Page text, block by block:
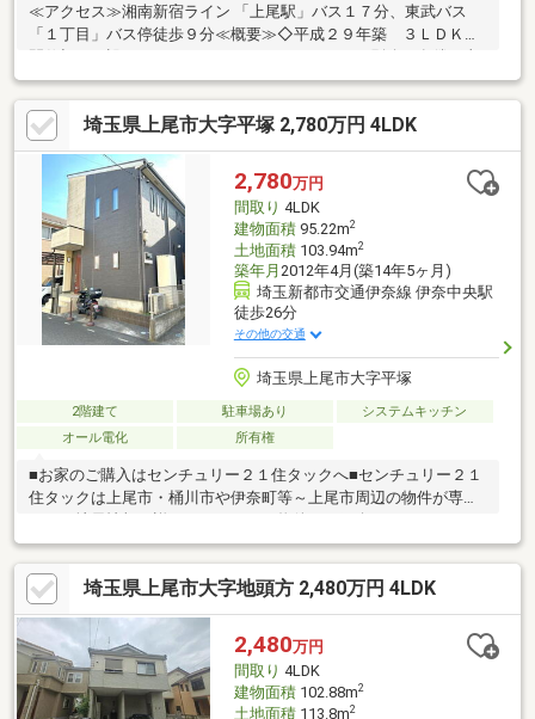
≪アクセス≫湘南新宿ライン 「上尾駅」バス１７分、東武バス
「１丁目」バス停徒歩９分≪概要≫◇平成２９年築 ３ＬＤＫ◇
が必要です） ◇オール電化住宅≪設備≫◇◇キッチン◇◇・対
面式カウンターキッチン・ＩＨコンロ・浄水器一体型水栓・食洗
機・勝手口あり・吊戸棚・床下収納（キッチン＋２階７．５帖洋
室）・ニッチ収納（廊下）・土間収納（一部可動棚付き）・タン
クレストイレ＋手洗い器付き（１階）・室内物干し（リビン
グ）・シューズボックス＋姿見鏡付き◇◇浴室◇◇・浴室換気乾
燥・追い焚き付き・足し湯機能
埼玉県上尾市大字平塚 2,780万円 4LDK
2,780万円
間取り 4LDK
建物面積95.22m2
土地面積103.94m2
築年月 2012年4月(築14年5ヶ月)
埼玉新都市交通伊奈線 伊奈中央駅
徒歩26分
その他の交通
埼玉県上尾市大字平塚
2階建て 駐車場あり
システムキッチン
オール電化
所有権
■お家のご購入はセンチュリー２１住タックへ■センチュリー２１
住タックは上尾市・桶川市や伊奈町等～上尾市周辺の物件が専門
きます！＼住宅ローンのご相談も承っております／資金計画から
保障まで、お客様にあわせて住宅ローンをご紹介しております！
物件に関することは何でも！ご質問やご相談も丁寧に対応いたし
ますので、安心してお電話ください。▼▽物件魅力point▽▼【平
成24年築の注文住宅・太陽光パネル付き！】オール電化の４ＬＤ
Ｋ＋カースペース収納充実～広々３帖のウォークインクローゼッ
ト付き家族の会話が弾むリビングイン階段仕様
埼玉県上尾市大字地頭方 2,480万円 4LDK
2,480万円
間取り 4LDK
建物面積102.88m2
土地面積113.8m2